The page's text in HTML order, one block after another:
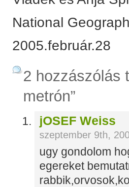
National
2005.február.28
2 hozzászólás
metrón”
jOSEF Weiss
szeptember 9th,
ugy gondolom
egereket